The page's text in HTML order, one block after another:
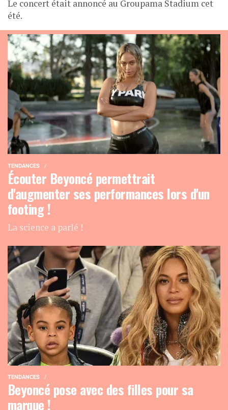
Le concert était annoncé au Groupama Stadium cet
été.
TENDANCES
Écouter Beyoncé permettrait
d'augmenter ses performances lors d'un
footing !
La science a parlé !
TENDANCES
Beyoncé pose avec des filles pour sa
marque !